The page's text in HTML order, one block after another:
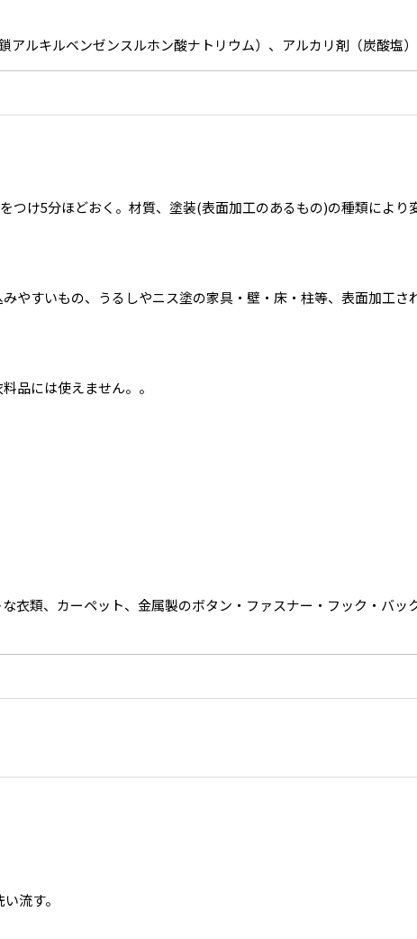
アルキルベンゼンスルホン酸ナトリウム）、アルカリ剤（炭酸塩
つけ5分ほどおく。材質、塗装(表面加工のあるもの)の種類によ
やすいもの、うるしやニス塗の家具・壁・床・柱等、表面加工さ
品には使えません。。
衣類、カーペット、金属製のボタン・ファスナー・フック・バ
流す。